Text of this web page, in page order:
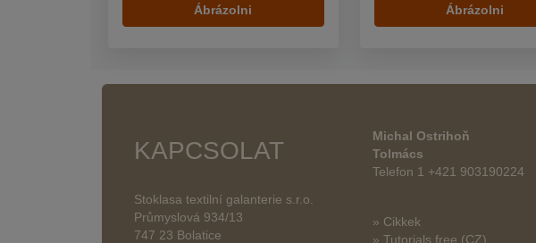
Ábrázolni Ábrázolni
KAPCSOLAT
Stoklasa textilní galanterie s.r.o.
Průmyslová 934/13
747 23 Bolatice
Michal Ostrihoň
Tolmács
Telefon 1 +421 903190224
» Cikkek
» Tutorials free (CZ)